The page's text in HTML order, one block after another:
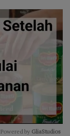
Powered by GliaStudios